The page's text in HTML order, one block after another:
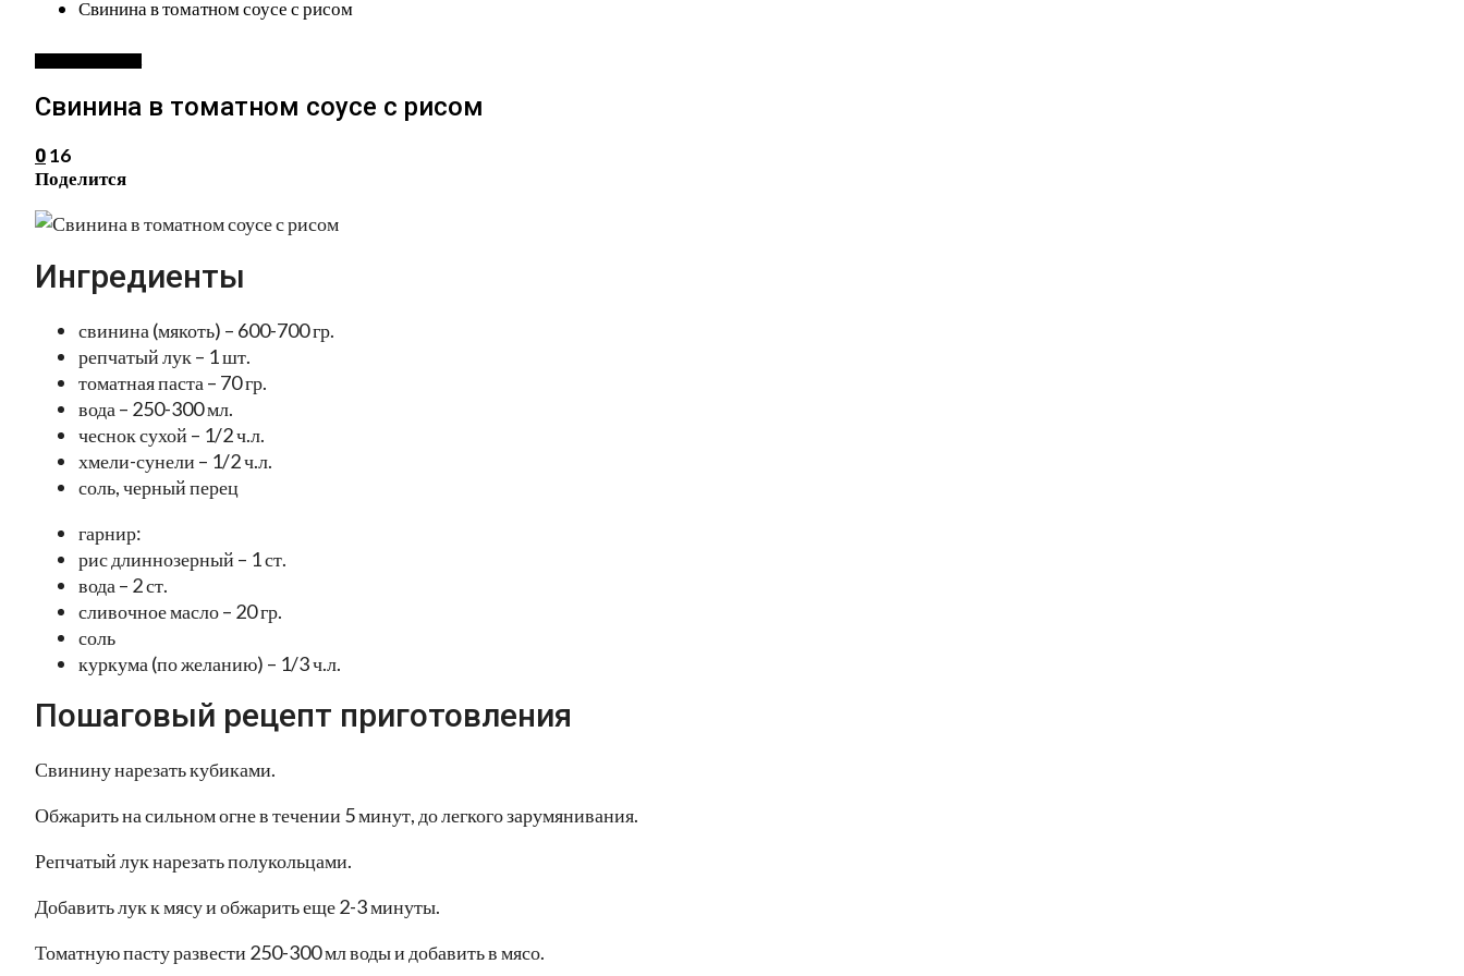
Свинина в томатном соусе с рисом
Свинина в томатном соусе с рисом
0 16
Поделится
Ингредиенты
свинина (мякоть) – 600-700 гр.
репчатый лук – 1 шт.
томатная паста – 70 гр.
вода – 250-300 мл.
чеснок сухой – 1/2 ч.л.
хмели-сунели – 1/2 ч.л.
соль, черный перец
гарнир:
рис длиннозерный – 1 ст.
вода – 2 ст.
сливочное масло – 20 гр.
соль
куркума (по желанию) – 1/3 ч.л.
Пошаговый рецепт приготовления
Свинину нарезать кубиками.
Обжарить на сильном огне в течении 5 минут, до легкого зарумянивания.
Репчатый лук нарезать полукольцами.
Добавить лук к мясу и обжарить еще 2-3 минуты.
Томатную пасту развести 250-300 мл воды и добавить в мясо.